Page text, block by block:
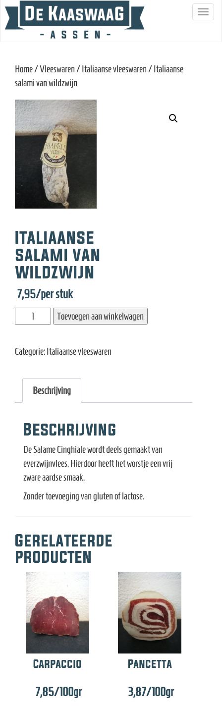
S
Home/Vleeswaren /Italiaanse vleeswaren / Italiaanse
salami van wildzwijn
Italiaanse
salami van
wildzwijn
7,95/per stuk
Italiaanse
salami
wildzwijn
Toevoegen aan winkelwagen
Categorie:Italiaanse vleeswaren
Beschrijving
Beschrijving
De Salame Cinghiale wordt deels gemaakt van
everzwijnvlees. Hierdoor heeft het worstje een vrij
zware aardse smaak.
Zonder toevoeging van gluten of lactose.
Gerelateerde
producten
Carpaccio
7,85/100gr
Pancetta
3,87/100gr